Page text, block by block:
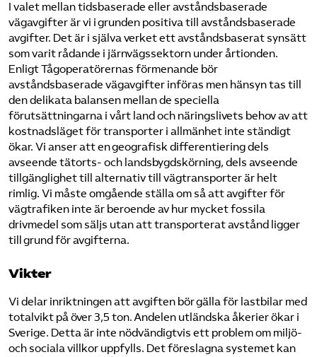
I valet mellan tidsbaserade eller avståndsbaserade
vägavgifter är vi i grunden positiva till avståndsbaserade
avgifter. Det är i själva verket ett avståndsbaserat synsätt
som varit rådande i järnvägssektorn under årtionden.
Enligt Tågoperatörernas förmenande bör
avståndsbaserade vägavgifter införas men hänsyn tas till
den delikata balansen mellan de speciella
förutsättningarna i vårt land och näringslivets behov av att
kostnadsläget för transporter i allmänhet inte ständigt
ökar. Vi anser att en geografisk differentiering dels
avseende tätorts- och landsbygdskörning, dels avseende
tillgänglighet till alternativ till vägtransporter är helt
rimlig. Vi måste omgående ställa om så att avgifter för
vägtrafiken inte är beroende av hur mycket fossila
drivmedel som säljs utan att transporterat avstånd ligger
till grund för avgifterna.
Vikter
Vi delar inriktningen att avgiften bör gälla för lastbilar med
totalvikt på över 3,5 ton. Andelen utländska åkerier ökar i
Sverige. Detta är inte nödvändigtvis ett problem om miljö-
och sociala villkor uppfylls. Det föreslagna systemet kan